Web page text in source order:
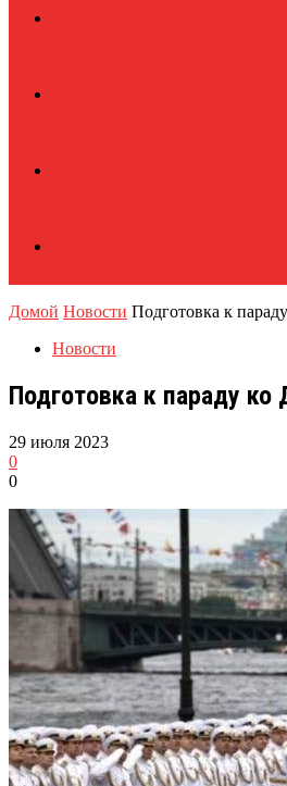
Домой Новости Подготовка к
Новости
Подготовка к параду
29 июля 2023
0
0